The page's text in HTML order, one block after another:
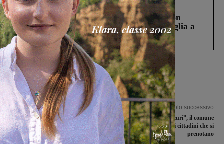
Cronaca 3 Agosto 2026
Scomparso da una struttura di Castiglion
Fiorentino l’uomo che aveva ucciso la figlia a
Levane nel 2020
Articolo precedente
Apre il centro vaccinale di Loro
Ciuffenna: prime somministrazioni
con AstraZeneca
Articolo successivo
Screening “Territori sicuri”, il comune
attiva una navetta per i cittadini che si
prenotano